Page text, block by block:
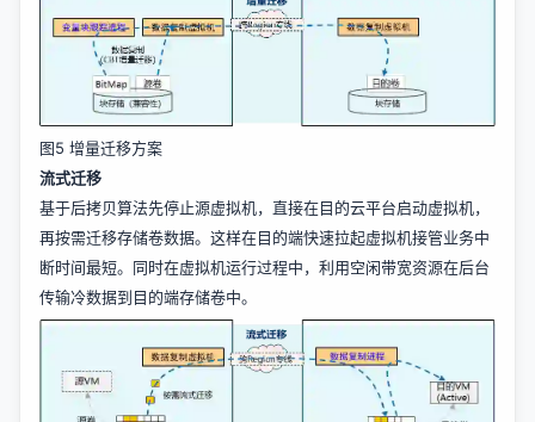
图5 增量迁移方案
流式迁移
基于后拷贝算法先停止源虚拟机，直接在目的云平台启动虚拟机，
再按需迁移存储卷数据。这样在目的端快速拉起虚拟机接管业务中
断时间最短。同时在虚拟机运行过程中，利用空闲带宽资源在后台
传输冷数据到目的端存储卷中。